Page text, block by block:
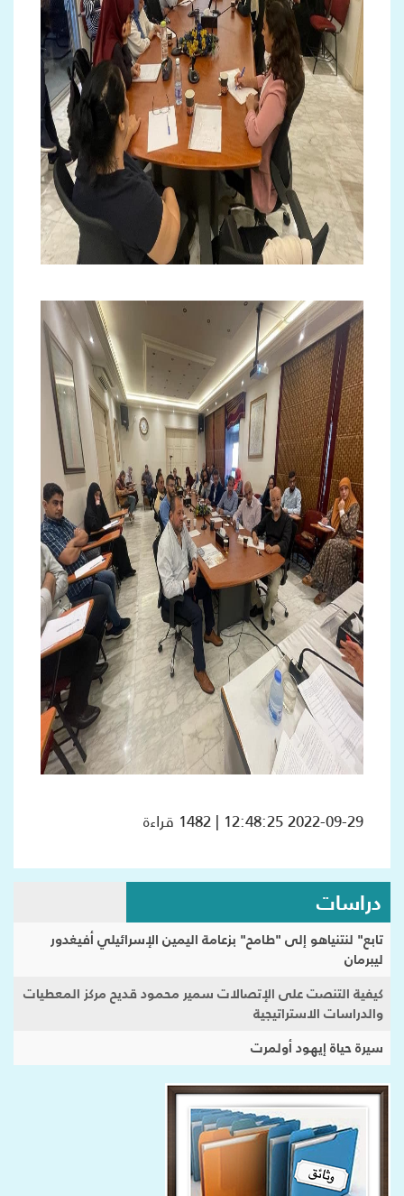
2022-09-29 12:48:25 | 1482 قراءة
دراسات
تابع" لنتنياهو إلى "طامح" بزعامة اليمين الإسرائيلي أفيغدور
ليبرمان
كيفية التنصت على الإتصالات سمير محمود قديح مركز المعطيات
والدراسات الاستراتيجية
سيرة حياة إيهود أولمرت